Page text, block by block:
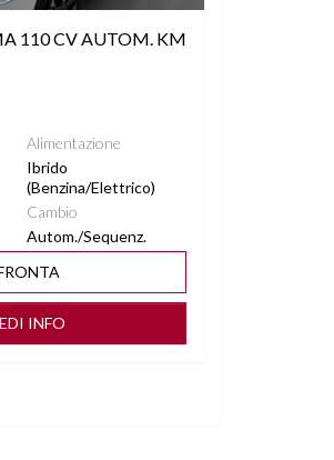
110 CV AUTOM. KM
Alimentazione
Ibrido
(Benzina/Elettrico)
Cambio
Autom./Sequenz.
INFO